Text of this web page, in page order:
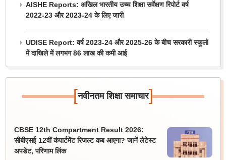
AISHE Reports: अखिल भारतीय उच्च शिक्षा सर्वेक्षण रिपोर्ट वर्ष
2022-23 और 2023-24 के लिए जारी
UDISE Report: वर्ष 2023-24 और 2025-26 के बीच सरकारी स्कूलों
में दाखिले में लगभग 86 लाख की कमी आई
[नवीनतम शिक्षा समाचार]
CBSE 12th Compartment Result 2026:
सीबीएसई 12वीं कंपार्टमेंट रिजल्ट कब आएगा? जानें लेटेस्ट
अपडेट, परिणाम लिंक